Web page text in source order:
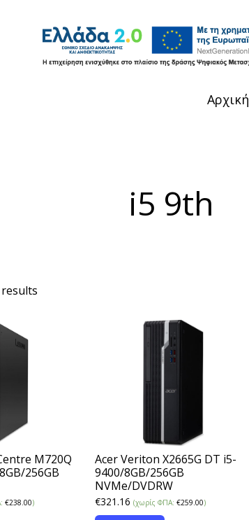
Αρχική
i5 9th
M720Q
256GB
€238.00)
Acer Veriton X2665G DT i5-
9400/8GB/256GB
NVMe/DVDRW
€321.16 (χωρίς ΦΠΑ: €259.00)